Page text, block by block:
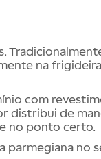
na
com
distribui de
no ponto certo.
parmegiana no